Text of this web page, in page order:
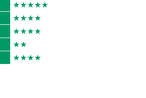
★★★★★
★★★★
★★★★
★★
★★★★